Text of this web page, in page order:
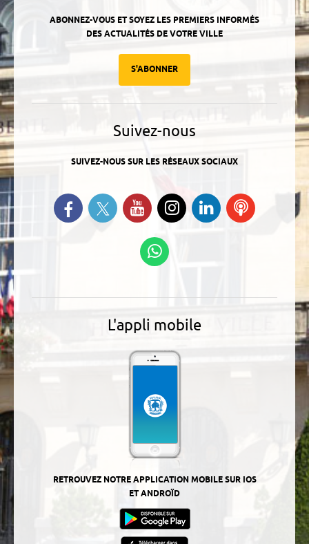
ABONNEZ-VOUS ET SOYEZ LES PREMIERS INFORMÉS
DES ACTUALITÉS DE VOTRE VILLE
S'ABONNER
Suivez-nous
SUIVEZ-NOUS SUR LES RÉSEAUX SOCIAUX
Retrouvez-nous sur Facebook
Suivez-nous sur Twitter
Suivez-nous sur YouTube
Suivez-nous sur
Instagram
Retrouvez-
nous sur
Ecoutez
L'appli mobile
RETROUVEZ NOTRE APPLICATION MOBILE SUR IOS
ET ANDROÏD